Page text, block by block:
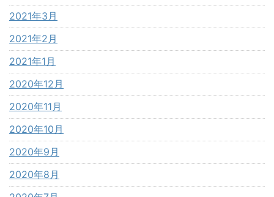
2021年3月
2021年2月
2021年1月
2020年12月
2020年11月
2020年10月
2020年9月
2020年8月